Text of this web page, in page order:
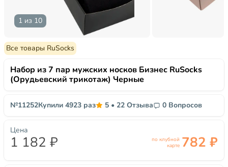
1 из 10
Все товары RuSocks
Набор из 7 пар мужских носков Бизнес RuSocks
(Орудьевский трикотаж) Черные
№11252Купили 4923 раз 5 • 22 Отзыва 0 Вопросов
Цена
1 182 ₽
по клубной
карте 782 ₽